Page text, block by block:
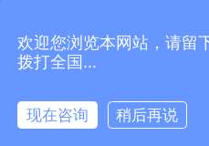
石检验检测有限公司、四川隐石
校验有限公司在资质认定能力范
项目的资质适用范围、报告标识
欢迎您浏览本网站，请留
拨打全国...
现在咨询 稍后再说